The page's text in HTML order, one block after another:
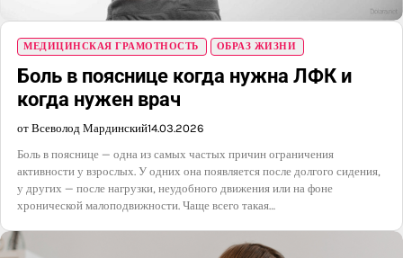
МЕДИЦИНСКАЯ ГРАМОТНОСТЬ ОБРАЗ ЖИЗНИ
Боль в пояснице когда нужна ЛФК и
когда нужен врач
от Всеволод Мардинский14.03.2026
Боль в пояснице — одна из самых частых причин ограничения
активности у взрослых. У одних она появляется после долгого сидения,
у других — после нагрузки, неудобного движения или на фоне
хронической малоподвижности. Чаще всего такая…